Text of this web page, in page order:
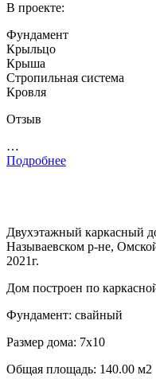
В проекте:
Фундамент
Крыльцо
Крыша
Стропильная система
Кровля
Отзыв
…
Подробнее
Двухэтажный каркасный
Называевском р-не,
2021г.
Дом построен по
Фундамент: свайный
Размер дома: 7х10
Общая площадь: 140.00 м2